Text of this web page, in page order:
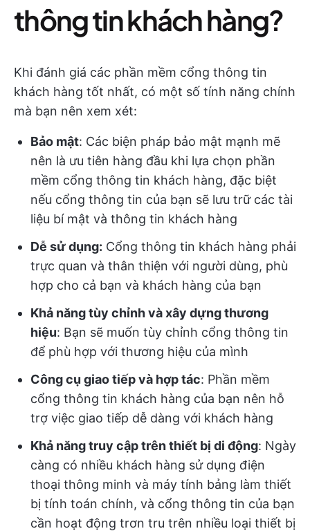
thông tin khách hàng?
Khi đánh giá các phần mềm cổng thông tin
khách hàng tốt nhất, có một số tính năng chính
mà bạn nên xem xét:
Bảo mật: Các biện pháp bảo mật mạnh mẽ
nên là ưu tiên hàng đầu khi lựa chọn phần
mềm cổng thông tin khách hàng, đặc biệt
nếu cổng thông tin của bạn sẽ lưu trữ các tài
liệu bí mật và thông tin khách hàng
Dễ sử dụng: Cổng thông tin khách hàng phải
trực quan và thân thiện với người dùng, phù
hợp cho cả bạn và khách hàng của bạn
Khả năng tùy chỉnh và xây dựng thương
hiệu: Bạn sẽ muốn tùy chỉnh cổng thông tin
để phù hợp với thương hiệu của mình
Công cụ giao tiếp và hợp tác: Phần mềm
cổng thông tin khách hàng của bạn nên hỗ
trợ việc giao tiếp dễ dàng với khách hàng
Khả năng truy cập trên thiết bị di động: Ngày
càng có nhiều khách hàng sử dụng điện
thoại thông minh và máy tính bảng làm thiết
bị tính toán chính, và cổng thông tin của bạn
cần hoạt động trơn tru trên nhiều loại thiết bị